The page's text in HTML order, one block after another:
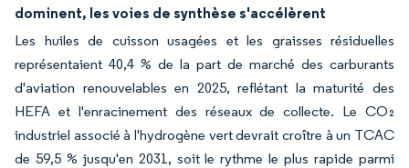
dominent, les voies de synthèse s'accélèrent
Les huiles de cuisson usagées et les graisses résiduelles
représentaient 40,4 % de la part de marché des carburants
d'aviation renouvelables en 2025, reflétant la maturité des
HEFA et l'enracinement des réseaux de collecte. Le CO₂
industriel associé à l'hydrogène vert devrait croître à un TCAC
de 59,5 % jusqu'en 2031, soit le rythme le plus rapide parmi